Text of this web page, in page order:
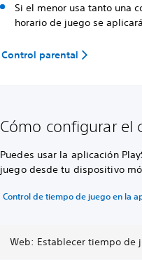
Si el menor usa tanto una
horario de juego se
Control parental
Cómo configurar el
Puedes usar la aplicación
juego desde tu dispositivo
Control de tiempo de juego en la
Web: Establecer tiempo de